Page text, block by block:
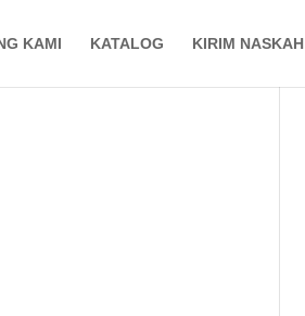
KAMI KATALOG KIRIM NASKAH